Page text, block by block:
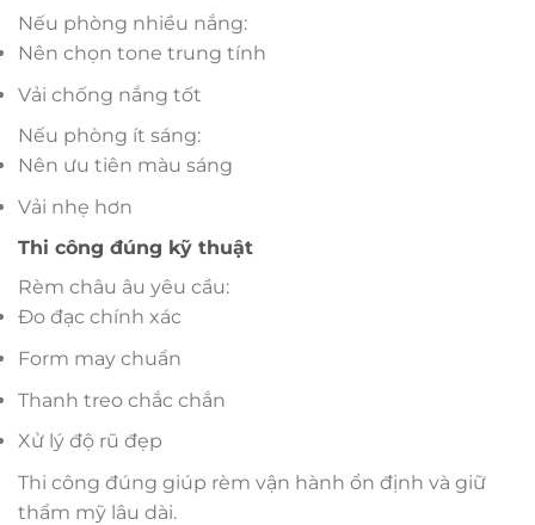
Nếu phòng nhiều nắng:
Nên chọn tone trung tính
Vải chống nắng tốt
Nếu phòng ít sáng:
Nên ưu tiên màu sáng
Vải nhẹ hơn
Thi công đúng kỹ thuật
Rèm châu âu yêu cầu:
Đo đạc chính xác
Form may chuẩn
Thanh treo chắc chắn
Xử lý độ rũ đẹp
Thi công đúng giúp rèm vận hành ổn định và giữ
thẩm mỹ lâu dài.